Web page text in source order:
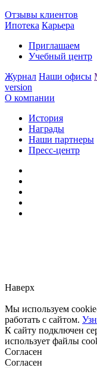
Отзывы клиентов
Ипотека Карьера
Приглашаем
Учебный центр
Журнал Наши офисы
version
О компании
История
Награды
Наши партнеры
Пресс-центр
Наверх
Мы используем
работать с сайтом.
К сайту подключен
использует файлы
Согласен
Согласен